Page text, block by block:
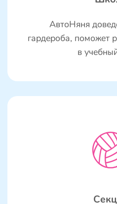
АвтоНяня
гардероба, поможет
в